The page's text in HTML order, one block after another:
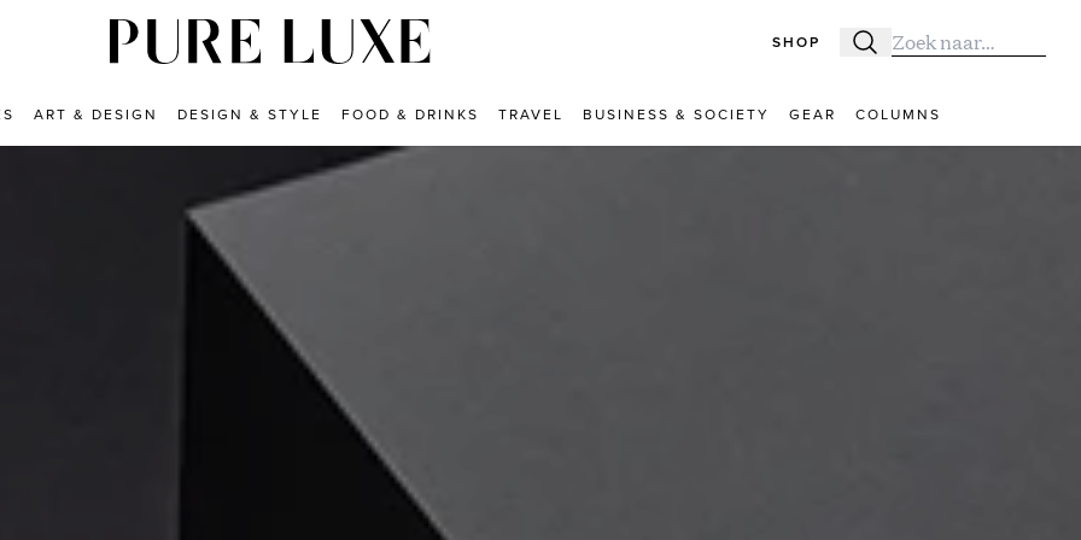
SHOP Zoeken
Zoek naar:
ART & DESIGN DESIGN & STYLE FOOD & DRINKS TRAVEL BUSINESS & SOCIETY GEAR COLUMNS